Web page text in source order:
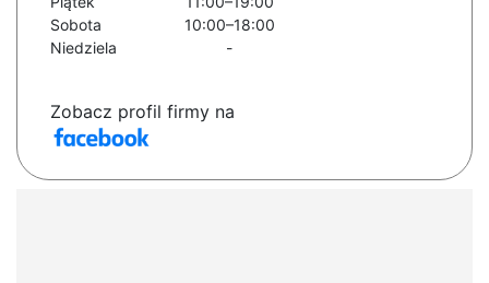
Sobota
10:00–18:00
Niedziela
-
Zobacz profil firmy na